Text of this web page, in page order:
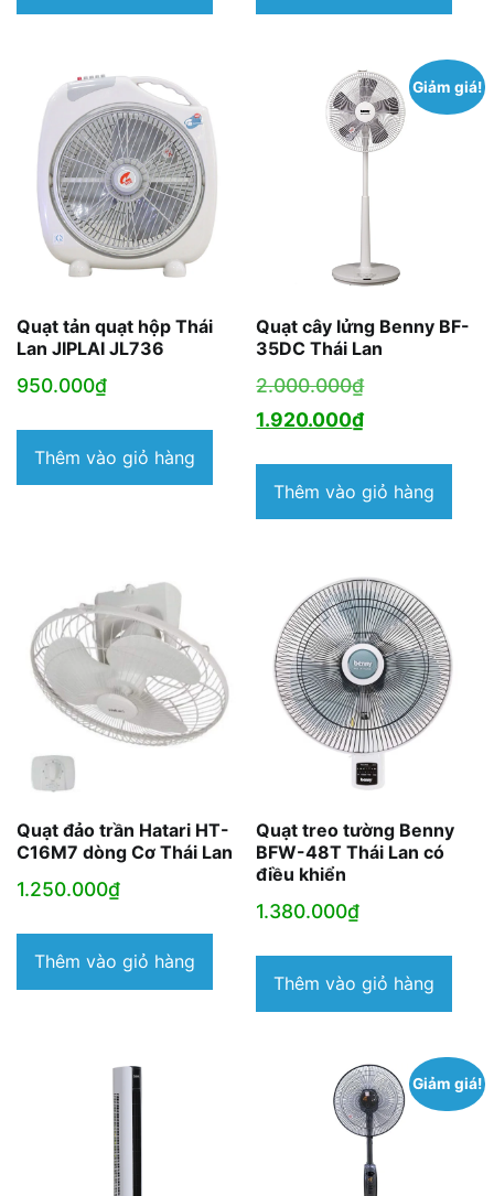
1.750.000₫.
2.150.000₫.
Quạt tản quạt hộp Thái
Lan JIPLAI JL736
950.000₫
Thêm vào giỏ hàng
Giảm giá!
Quạt cây lửng Benny BF-
35DC Thái Lan
2.000.000₫Giá
gốc
2.000.000₫.
1.920.000₫Giá
tại
là:
Thêm vào giỏ hàng
Quạt đảo trần Hatari HT-
C16M7 dòng Cơ Thái Lan
1.250.000₫
Thêm vào giỏ hàng
Quạt treo tường Benny
BFW-48T Thái Lan có
điều khiển
1.380.000₫
Thêm vào giỏ hàng
Giảm giá!